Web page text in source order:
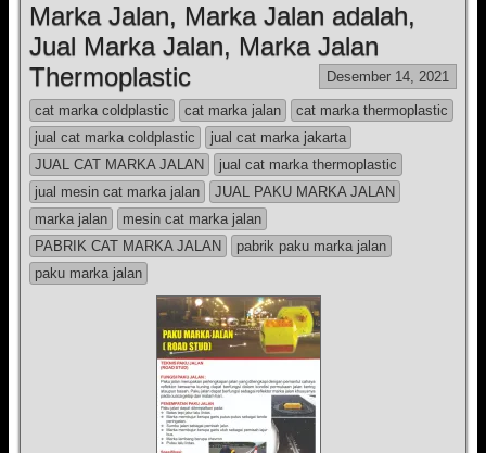
Marka Jalan, Marka Jalan adalah,
Jual Marka Jalan, Marka Jalan
Thermoplastic
Desember 14, 2021
cat marka coldplastic cat marka jalan
cat marka thermoplastic
jual cat marka coldplastic
jual cat marka jakarta
JUAL CAT MARKA JALAN
jual cat marka thermoplastic
jual mesin cat marka jalan
JUAL PAKU MARKA JALAN
marka jalan
mesin cat marka jalan
PABRIK CAT MARKA JALAN
pabrik paku marka jalan
paku marka jalan